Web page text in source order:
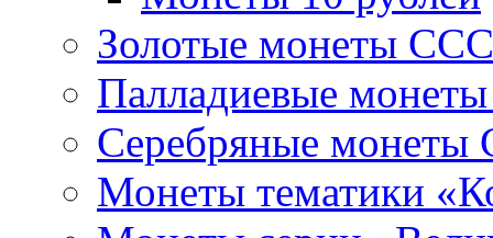
Золотые монеты
Палладиевые
Серебряные монеты
Монеты тематики